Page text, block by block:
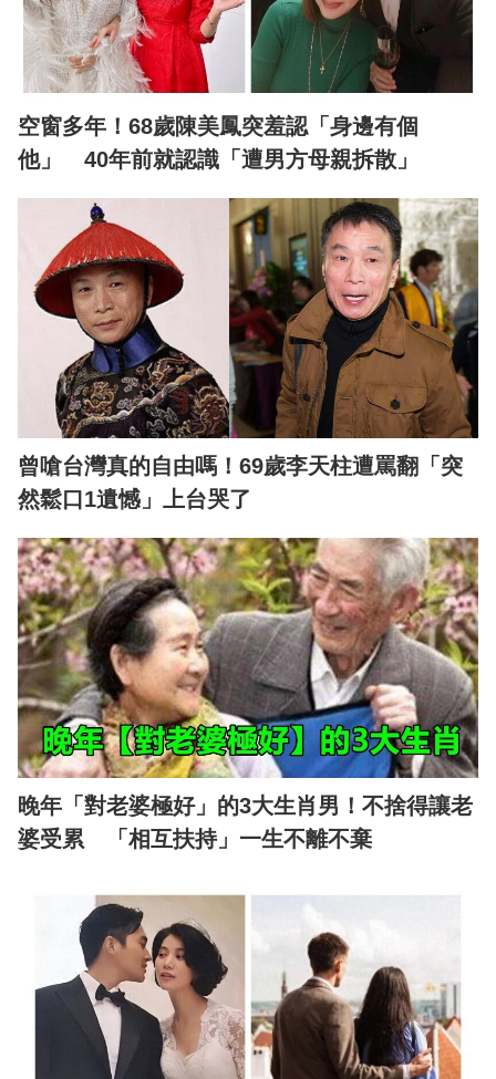
空窗多年！68歲陳美鳳突羞認「身邊有個
他」 40年前就認識「遭男方母親拆散」
曾嗆台灣真的自由嗎！69歲李天柱遭罵翻「突
然鬆口1遺憾」上台哭了
晚年「對老婆極好」的3大生肖男！不捨得讓老
婆受累 「相互扶持」一生不離不棄